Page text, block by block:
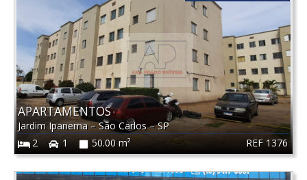
REF 1376
APARTAMENTOS
Jardim Ipanema–São Carlos–SP
2
1 50.00 m²